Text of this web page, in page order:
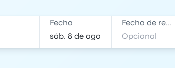
Fecha Fecha de regreso